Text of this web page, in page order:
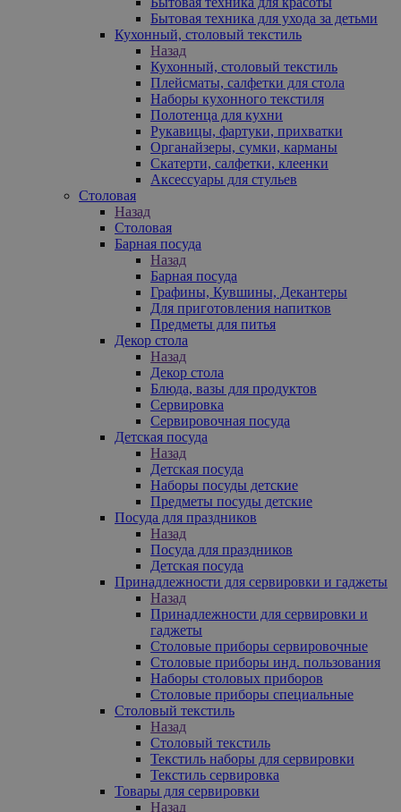
Бытовая техника для ухода за детьми
Кухонный, столовый текстиль
Назад
Кухонный, столовый текстиль
Плейсматы, салфетки для стола
Наборы кухонного текстиля
Полотенца для кухни
Рукавицы, фартуки, прихватки
Органайзеры, сумки, карманы
Скатерти, салфетки, клеенки
Аксессуары для стульев
Столовая
Назад
Столовая
Барная посуда
Назад
Барная посуда
Графины, Кувшины, Декантеры
Для приготовления напитков
Предметы для питья
Декор стола
Назад
Декор стола
Блюда, вазы для продуктов
Сервировка
Сервировочная посуда
Детская посуда
Назад
Детская посуда
Наборы посуды детские
Предметы посуды детские
Посуда для праздников
Назад
Посуда для праздников
Детская посуда
Принадлежности для сервировки и гаджеты
Назад
Принадлежности для сервировки и
гаджеты
Столовые приборы сервировочные
Столовые приборы инд. пользования
Наборы столовых приборов
Столовые приборы специальные
Столовый текстиль
Назад
Столовый текстиль
Текстиль наборы для сервировки
Текстиль сервировка
Товары для сервировки
Назад